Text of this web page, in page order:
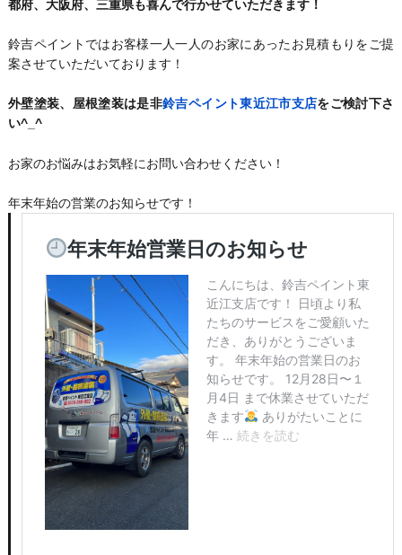
都府、大阪府、三重県も喜んで行かせていただきます！
鈴吉ペイントではお客様一人一人のお家にあったお見積もりをご提
案させていただいております！
外壁塗装、屋根塗装は是非鈴吉ペイント東近江市支店をご検討下さ
い^_^
お家のお悩みはお気軽にお問い合わせください！
年末年始の営業のお知らせです！